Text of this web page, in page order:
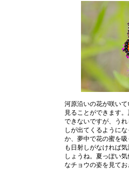
河原沿いの花が咲い
見ることができます
できないですが、う
しが出てくるように
か、夢中で花の蜜を
も日射しがなければ
しょうね。夏っぽい